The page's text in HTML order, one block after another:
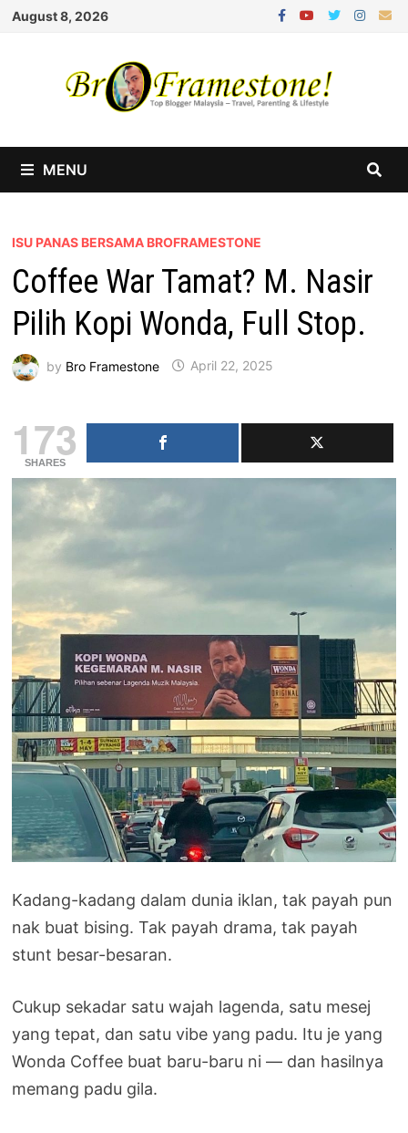
Skip
August 8, 2026
MENU
ISU PANAS BERSAMA BROFRAMESTONE
Coffee War Tamat? M. Nasir
Pilih Kopi Wonda, Full Stop.
by Bro Framestone April 22, 2025
173
SHARES
Kadang-kadang dalam dunia iklan, tak payah pun
nak buat bising. Tak payah drama, tak payah
stunt besar-besaran.
Cukup sekadar satu wajah lagenda, satu mesej
yang tepat, dan satu vibe yang padu. Itu je yang
Wonda Coffee buat baru-baru ni — dan hasilnya
memang padu gila.